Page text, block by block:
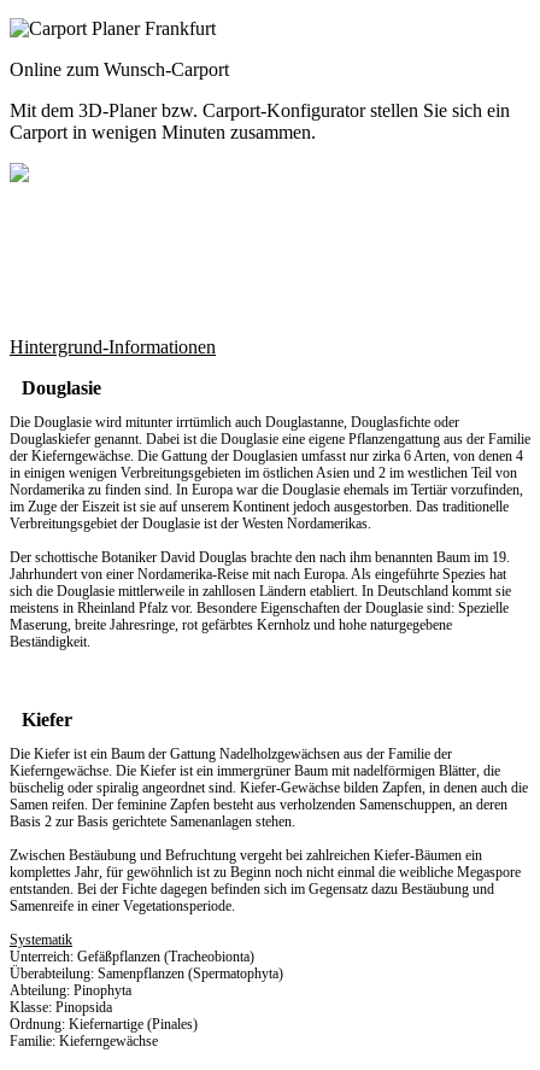
Online zum Wunsch-Carport
Mit dem 3D-Planerbzw. Carport-Konfiguratorstellen Sie sich ein
Carport in wenigen Minuten zusammen.
Hintergrund-Informationen
Douglasie
Die Douglasie wird mitunter irrtümlich auch Douglastanne, Douglasfichte oder
Douglaskiefer genannt. Dabei ist die Douglasie eine eigene Pflanzengattung aus der Familie
der Kieferngewächse. Die Gattung der Douglasien umfasst nur zirka 6 Arten, von denen 4
in einigen wenigen Verbreitungsgebieten im östlichen Asien und 2 im westlichen Teil von
Nordamerika zu finden sind. In Europa war die Douglasie ehemals im Tertiär vorzufinden,
im Zuge der Eiszeit ist sie auf unserem Kontinent jedoch ausgestorben. Das traditionelle
Verbreitungsgebiet der Douglasie ist der Westen Nordamerikas.
Der schottische Botaniker David Douglas brachte den nach ihm benannten Baum im 19.
Jahrhundert von einer Nordamerika-Reise mit nach Europa. Als eingeführte Spezies hat
sich die Douglasie mittlerweile in zahllosen Ländern etabliert. In Deutschland kommt sie
meistens in Rheinland Pfalz vor. Besondere Eigenschaften der Douglasie sind: Spezielle
Maserung, breite Jahresringe, rot gefärbtes Kernholz und hohe naturgegebene
Beständigkeit.
Kiefer
Die Kiefer ist ein Baum der Gattung Nadelholzgewächsen aus der Familie der
Kieferngewächse. Die Kiefer ist ein immergrüner Baum mit nadelförmigen Blätter, die
büschelig oder spiralig angeordnet sind. Kiefer-Gewächse bilden Zapfen, in denen auch die
Samen reifen. Der feminine Zapfen besteht aus verholzenden Samenschuppen, an deren
Basis 2 zur Basis gerichtete Samenanlagen stehen.
Zwischen Bestäubung und Befruchtung vergeht bei zahlreichen Kiefer-Bäumen ein
komplettes Jahr, für gewöhnlich ist zu Beginn noch nicht einmal die weibliche Megaspore
entstanden. Bei der Fichte dagegen befinden sich im Gegensatz dazu Bestäubung und
Samenreife in einer Vegetationsperiode.
Systematik
Unterreich: Gefäßpflanzen (Tracheobionta)
Überabteilung: Samenpflanzen (Spermatophyta)
Abteilung: Pinophyta
Klasse: Pinopsida
Ordnung: Kiefernartige (Pinales)
Familie: Kieferngewächse